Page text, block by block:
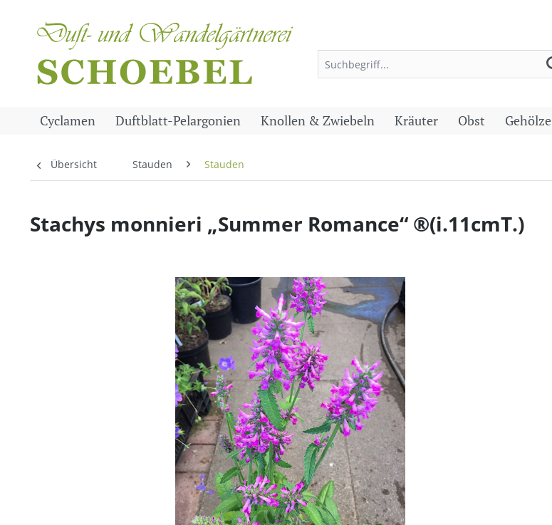
Cyclamen Duftblatt-Pelargonien Knollen & Zwiebeln Kräuter Obst Gehölze
Übersicht Stauden Stauden
Stachys monnieri „Summer Romance“ ®(i.11cmT.)